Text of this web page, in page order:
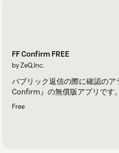
FF Confirm FREE
by ZeQ,Inc.
パブリック返信の際に確認のア
Confirm』の無償版アプリです。
Free